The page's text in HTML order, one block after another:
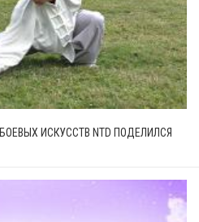
ИСКУССТВ NTD ПОДЕЛИЛСЯ